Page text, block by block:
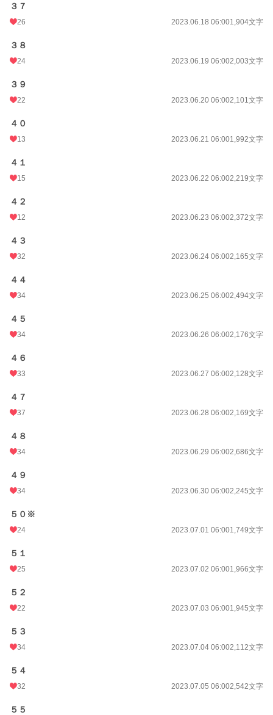
３７
26 2023.06.18 06:001,904文字
３８
24 2023.06.19 06:002,003文字
３９
22 2023.06.20 06:002,101文字
４０
13 2023.06.21 06:001,992文字
４１
15 2023.06.22 06:002,219文字
４２
12 2023.06.23 06:002,372文字
４３
32 2023.06.24 06:002,165文字
４４
34 2023.06.25 06:002,494文字
４５
34 2023.06.26 06:002,176文字
４６
33 2023.06.27 06:002,128文字
４７
37 2023.06.28 06:002,169文字
４８
34 2023.06.29 06:002,686文字
４９
34 2023.06.30 06:002,245文字
５０※
24 2023.07.01 06:001,749文字
５１
25 2023.07.02 06:001,966文字
５２
22 2023.07.03 06:001,945文字
５３
34 2023.07.04 06:002,112文字
５４
32 2023.07.05 06:002,542文字
５５